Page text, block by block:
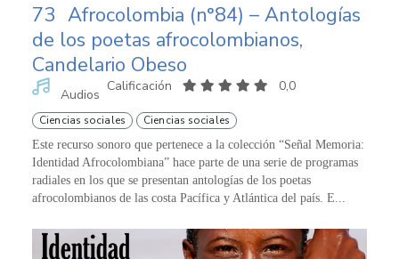
73 Afrocolombia (n°84) – Antologías
de los poetas afrocolombianos,
Candelario Obeso
Audios
Calificación 0,0
Ciencias sociales Ciencias sociales
Este recurso sonoro que pertenece a la colección “Señal Memoria:
Identidad Afrocolombiana” hace parte de una serie de programas
radiales en los que se presentan antologías de los poetas
afrocolombianos de las costa Pacífica y Atlántica del país. E...